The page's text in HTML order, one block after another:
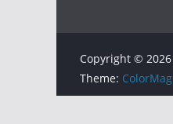
Copyright © 2026
Theme: ColorMag